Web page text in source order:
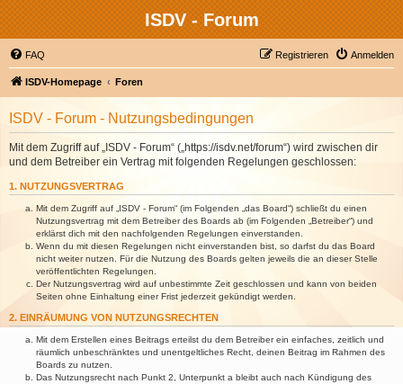
ISDV - Forum
FAQ Anmelden
Registrieren
ISDV-Homepage Foren
ISDV - Forum - Nutzungsbedingungen
Mit dem Zugriff auf „ISDV - Forum“ („https://isdv.net/forum“) wird zwischen dir
und dem Betreiber ein Vertrag mit folgenden Regelungen geschlossen:
1. NUTZUNGSVERTRAG
Mit dem Zugriff auf „ISDV - Forum“ (im Folgenden „das Board“) schließt du einen
Nutzungsvertrag mit dem Betreiber des Boards ab (im Folgenden „Betreiber“) und
erklärst dich mit den nachfolgenden Regelungen einverstanden.
Wenn du mit diesen Regelungen nicht einverstanden bist, so darfst du das Board
nicht weiter nutzen. Für die Nutzung des Boards gelten jeweils die an dieser Stelle
veröffentlichten Regelungen.
Der Nutzungsvertrag wird auf unbestimmte Zeit geschlossen und kann von beiden
Seiten ohne Einhaltung einer Frist jederzeit gekündigt werden.
2. EINRÄUMUNG VON NUTZUNGSRECHTEN
Mit dem Erstellen eines Beitrags erteilst du dem Betreiber ein einfaches, zeitlich und
räumlich unbeschränktes und unentgeltliches Recht, deinen Beitrag im Rahmen des
Boards zu nutzen.
Das Nutzungsrecht nach Punkt 2, Unterpunkt a bleibt auch nach Kündigung des